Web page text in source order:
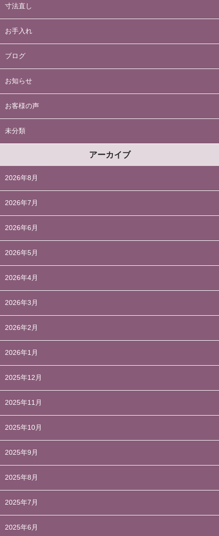
寸法直し
お手入れ
ブログ
お知らせ
お客様の声
未分類
アーカイブ
2026年8月
2026年7月
2026年6月
2026年5月
2026年4月
2026年3月
2026年2月
2026年1月
2025年12月
2025年11月
2025年10月
2025年9月
2025年8月
2025年7月
2025年6月